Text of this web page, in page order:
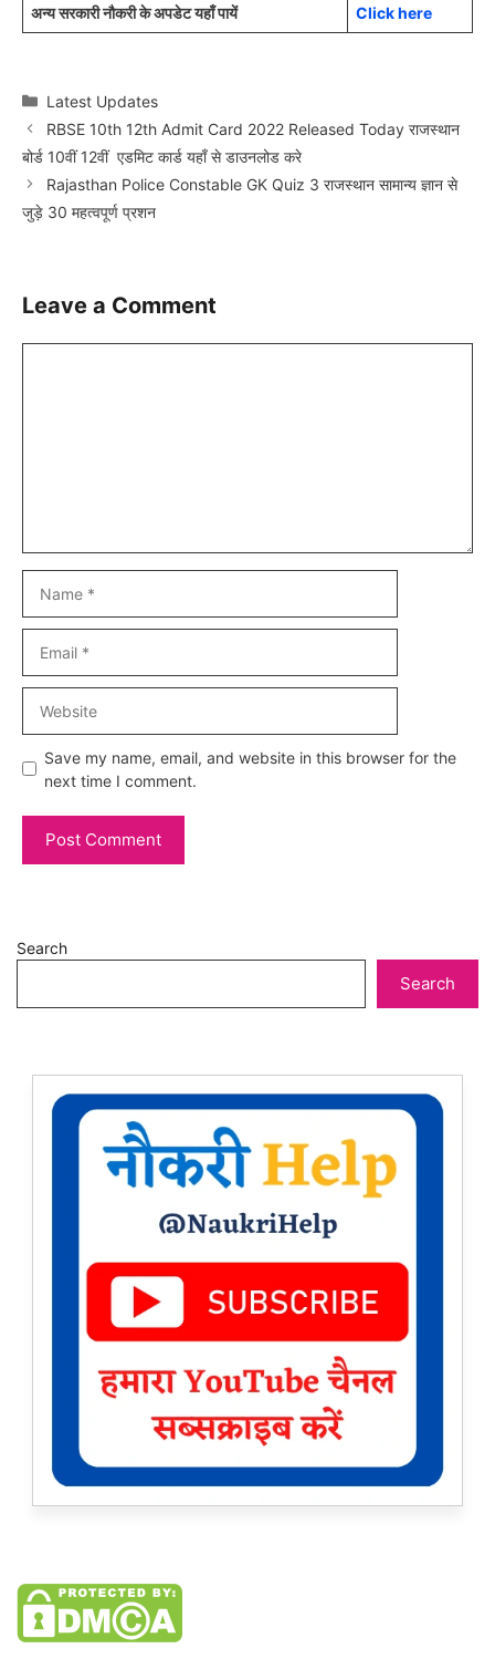
अन्य सरकारी नौकरी के अपडेट यहाँ पायें Click here
Categories
Latest Updates
RBSE 10th 12th Admit Card 2022 Released Today राजस्थान
बोर्ड 10वीं 12वीं एडमिट कार्ड यहाँ से डाउनलोड करे
Rajasthan Police Constable GK Quiz 3 राजस्थान सामान्य ज्ञान से
जुड़े 30 महत्वपूर्ण प्रशन
Leave a Comment
Save my name, email, and website in this browser for the
next time I comment.
Search
Search